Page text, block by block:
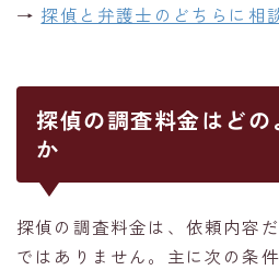
→ 探偵と弁護士のどちらに相
探偵の調査料金はど
か
探偵の調査料金は、依頼内容
ではありません。主に次の条